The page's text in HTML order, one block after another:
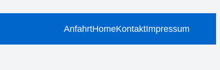
AnfahrtHomeKontaktImpressum